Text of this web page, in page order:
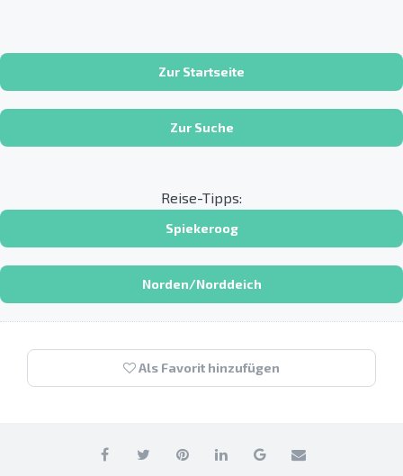
Zur Startseite
Zur Suche
Reise-Tipps:
Spiekeroog
Norden/Norddeich
Als Favorit hinzufügen